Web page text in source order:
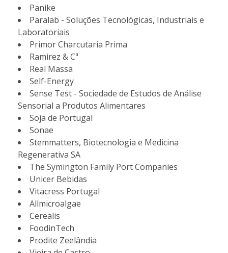
Panike
Paralab - Soluções Tecnológicas, Industriais e
Laboratoriais
Primor Charcutaria Prima
Ramirez & Cª
Real Massa
Self-Energy
Sense Test - Sociedade de Estudos de Análise
Sensorial a Produtos Alimentares
Soja de Portugal
Sonae
Stemmatters, Biotecnologia e Medicina
Regenerativa SA
The Symington Family Port Companies
Unicer Bebidas
Vitacress Portugal
Allmicroalgae
Cerealis
FoodinTech
Prodite Zeelândia